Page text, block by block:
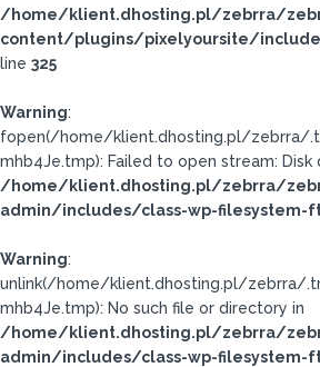
/home/klient.dhosting.pl/zebrra/
content/plugins/pixelyoursite/
line 325
Warning:
fopen(/home/klient.dhosting.pl/zebrra/
mhb4Je.tmp): Failed to open stream:
/home/klient.dhosting.pl/zebrra/
admin/includes/class-wp-filesystem-
Warning:
unlink(/home/klient.dhosting.pl/zebrra/
mhb4Je.tmp): No such file or directory in
/home/klient.dhosting.pl/zebrra/
admin/includes/class-wp-filesystem-